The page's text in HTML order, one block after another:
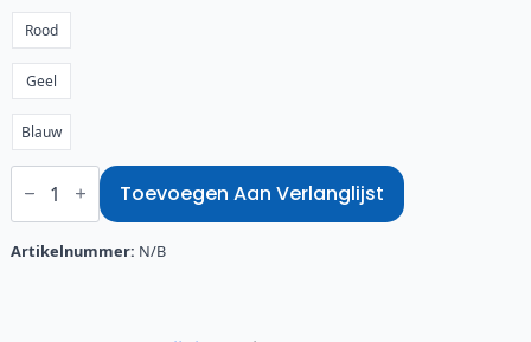
Rood
Geel
Blauw
Skydancer
tube
aantal
Toevoegen Aan Verlanglijst
Artikelnummer: N/B